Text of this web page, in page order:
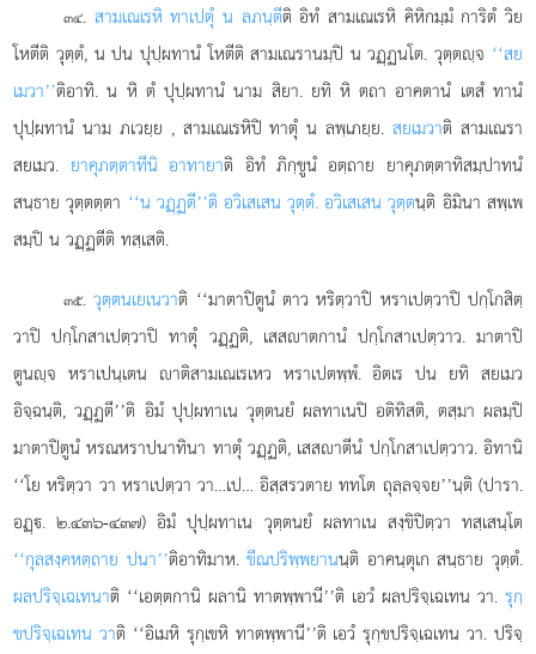
๓๔. สามเณเรหิ ทาเปตุํ น ลภนฺตีติ อิทํ สามเณเรหิ คิหิกมฺมํ การิตํ วิย
โหตีติ วุตฺตํ, น ปน ปุปฺผทานํ โหตีติ สามเณรานมฺปิ น วฏฺฏนโต. วุตฺตฺจ ‘‘สย
เมวา’’ติอาทิ. น หิ ตํ ปุปฺผทานํ นาม สิยา. ยทิ หิ ตถา อาคตานํ เตสํ ทานํ
ปุปฺผทานํ นาม ภเวยฺย , สามเณเรหิปิ ทาตุํ น ลพฺเภยฺย. สยเมวาติ สามเณรา
สยเมว. ยาคุภตฺตาทีนิ อาทายาติ อิทํ ภิกฺขูนํ อตฺถาย ยาคุภตฺตาทิสมฺปาทนํ
สนฺธาย วุตฺตตฺตา ‘‘น วฏฺฏตี’’ติ อวิเสเสน วุตฺตํ. อวิเสเสน วุตฺตนฺติ อิมินา สพฺเพ
สมฺปิ น วฏฺฏตีติ ทสฺเสติ.
๓๕.วุตฺตนเยเนวาติ ‘‘มาตาปิตูนํ ตาว หริตฺวาปิ หราเปตฺวาปิ ปกฺโกสิตฺ
วาปิ ปกฺโกสาเปตฺวาปิ ทาตุํ วฏฺฏติ, เสสาตกานํ ปกฺโกสาเปตฺวาว. มาตาปิ
ตูนฺจ หราเปนฺเตน าติสามเณเรเหว หราเปตพฺพํ. อิตเร ปน ยทิ สยเมว
อิจฺฉนฺติ, วฏฺฏตี’’ติ อิมํ ปุปฺผทาเน วุตฺตนยํ ผลทาเนปิ อติทิสติ, ตสฺมา ผลมฺปิ
มาตาปิตูนํ หรณหราปนาทินา ทาตุํ วฏฺฏติ, เสสาตีนํ ปกฺโกสาเปตฺวาว. อิทานิ
‘‘โย หริตฺวา วา หราเปตฺวา วา…เป… อิสฺสรวตาย ททโต ถุลฺลจฺจย’’นฺติ (ปารา.
อฏฺ. ๒.๔๓๖-๔๓๗) อิมํ ปุปฺผทาเน วุตฺตนยํ ผลทาเน สงฺขิปิตฺวา ทสฺเสนฺโต
‘‘กุลสงฺคหตฺถาย ปนา’’ติอาทิมาห.ขีณปริพฺพยานนฺติ อาคนฺตุเก สนฺธาย วุตฺตํ.
ผลปริจฺเฉเทนาติ ‘‘เอตฺตกานิ ผลานิ ทาตพฺพานี’’ติ เอวํ ผลปริจฺเฉเทน วา. รุกฺ
ขปริจฺเฉเทน วาติ ‘‘อิเมหิ รุกฺเขหิ ทาตพฺพานี’’ติ เอวํ รุกฺขปริจฺเฉเทน วา. ปริจฺ